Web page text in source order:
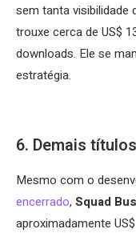
sem tanta visibilidade
trouxe cerca de US$
downloads. Ele se
estratégia.
6. Demais
Mesmo com o
encerrado, Squad
aproximadamente